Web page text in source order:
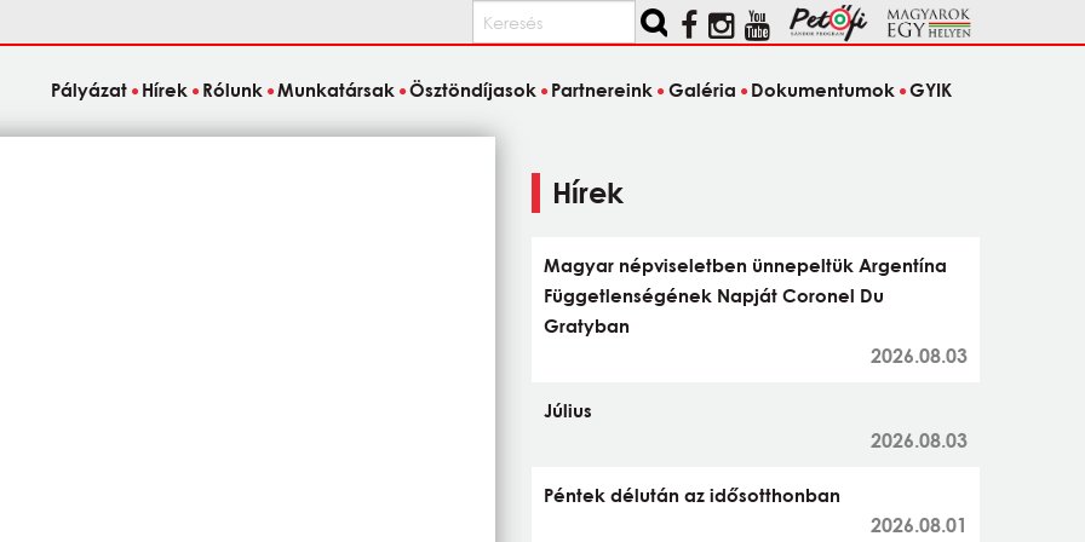
Keresés
Pályázat Hírek Rólunk Munkatársak Ösztöndíjasok Partnereink Galéria Dokumentumok GYIK
Hírek
Magyar népviseletben ünnepeltük Argentína
Függetlenségének Napját Coronel Du
Gratyban
2026.08.03
Július
2026.08.03
Péntek délután az idősotthonban
2026.08.01